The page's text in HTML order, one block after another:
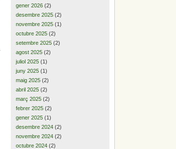
gener 2026 (2)
desembre 2025 (2)
novembre 2025 (1)
octubre 2025 (2)
setembre 2025 (2)
agost 2025 (2)
juliol 2025 (1)
juny 2025 (1)
maig 2025 (2)
abril 2025 (2)
març 2025 (2)
febrer 2025 (2)
gener 2025 (1)
desembre 2024 (2)
novembre 2024 (2)
octubre 2024 (2)